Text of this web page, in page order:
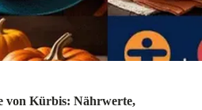
von Kürbis: Nährwerte,